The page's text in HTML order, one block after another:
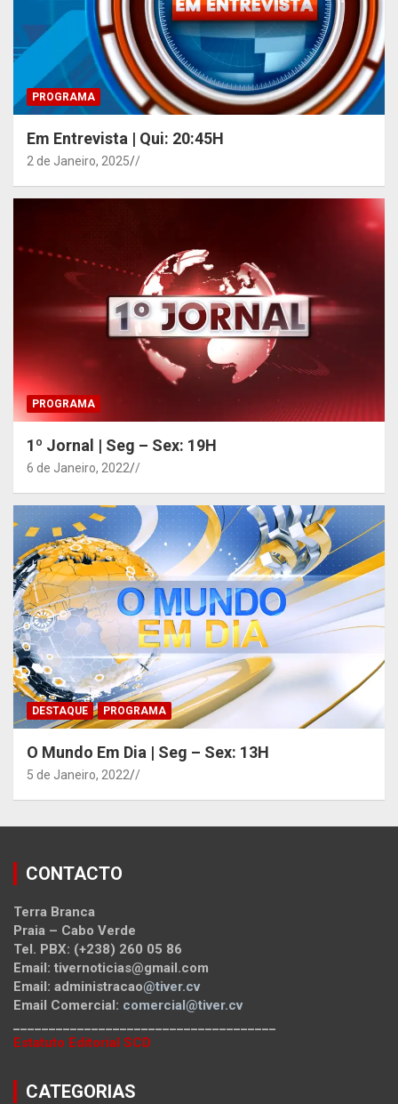
PROGRAMA
Em Entrevista | Qui: 20:45H
2 de Janeiro, 2025 /
PROGRAMA
1º Jornal | Seg – Sex: 19H
6 de Janeiro, 2022 /
DESTAQUE PROGRAMA
O Mundo Em Dia | Seg – Sex: 13H
5 de Janeiro, 2022 /
CONTACTO
Terra Branca
Praia – Cabo Verde
Tel. PBX: (+238) 260 05 86
Email: tivernoticias@gmail.com
Email: administracao@tiver.cv
Email Comercial: comercial@tiver.cv
Estatuto Editorial SCD
CATEGORIAS